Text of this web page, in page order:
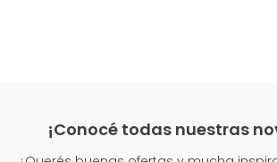
¡Conocé todas nuestras